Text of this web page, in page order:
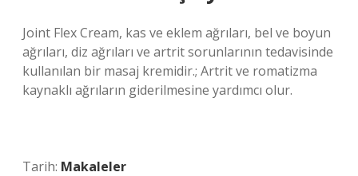
Joint Flex Cream, kas ve eklem ağrıları, bel ve boyun
ağrıları, diz ağrıları ve artrit sorunlarının tedavisinde
kullanılan bir masaj kremidir.; Artrit ve romatizma
kaynaklı ağrıların giderilmesine yardımcı olur.
Tarih: Makaleler